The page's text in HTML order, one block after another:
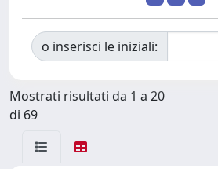
o inserisci le iniziali:
Mostrati risultati da 1 a 20
di 69